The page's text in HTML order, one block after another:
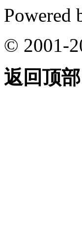
Powered
© 2001-
返回顶部